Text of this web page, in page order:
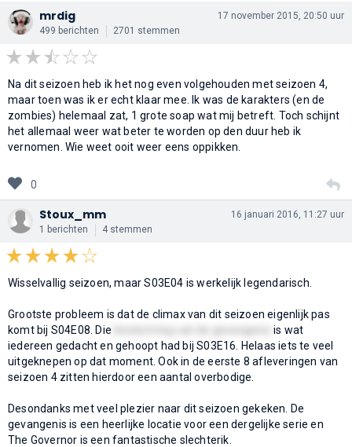
mrdig
499 berichten 2701 stemmen
17 november 2015, 20:50 uur
Na dit seizoen heb ik het nog even volgehouden met seizoen 4,
maar toen was ik er echt klaar mee. Ik was de karakters (en de
zombies) helemaal zat, 1 grote soap wat mij betreft. Toch schijnt
het allemaal weer wat beter te worden op den duur heb ik
vernomen. Wie weet ooit weer eens oppikken.
0
Stoux_mm
1 berichten 4 stemmen
16 januari 2016, 11:27 uur
Wisselvallig seizoen, maar S03E04 is werkelijk legendarisch.
Grootste probleem is dat de climax van dit seizoen eigenlijk pas
komt bij S04E08. Die
is wat
iedereen gedacht en gehoopt had bij S03E16. Helaas iets te veel
uitgeknepen op dat moment. Ook in de eerste 8 afleveringen van
seizoen 4 zitten hierdoor een aantal overbodige.
Desondanks met veel plezier naar dit seizoen gekeken. De
gevangenis is een heerlijke locatie voor een dergelijke serie en
The Governor is een fantastische slechterik.